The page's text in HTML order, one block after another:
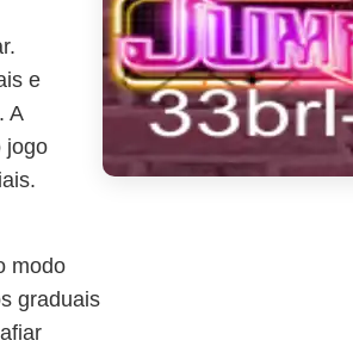
e
A
jogo
modo
graduais